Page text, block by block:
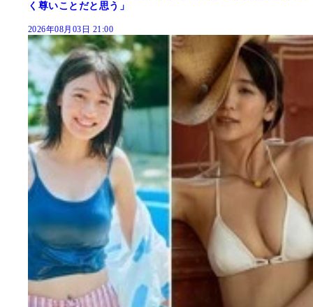
く尊いことだと思う」
2026年08月03日 21:00